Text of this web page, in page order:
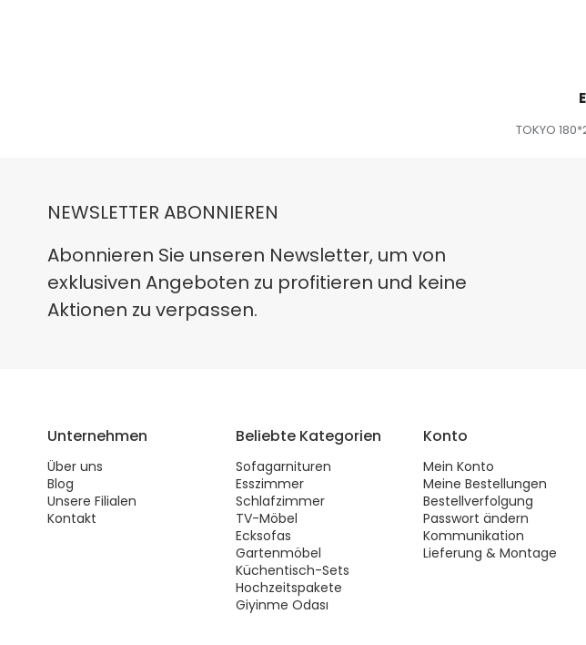
TOKYO
NEWSLETTER ABONNIEREN
Abonnieren Sie unseren Newsletter, um von
exklusiven Angeboten zu profitieren und keine
Aktionen zu verpassen.
Unternehmen
Über uns
Blog
Unsere Filialen
Kontakt
Beliebte Kategorien
Sofagarnituren
Esszimmer
Schlafzimmer
TV-Möbel
Ecksofas
Gartenmöbel
Küchentisch-Sets
Hochzeitspakete
Giyinme Odası
Konto
Mein Konto
Meine Bestellungen
Bestellverfolgung
Passwort ändern
Kommunikation
Lieferung & Montage